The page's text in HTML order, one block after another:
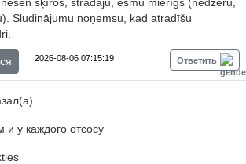
šķīros, strādāju, esmu mierīgs (nedzeru,
Sludinājumu noņemsu, kad atradīšu
2026-08-06 07:15:19 Ответить
и у каждого отсосу